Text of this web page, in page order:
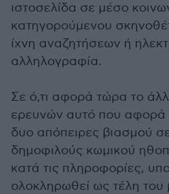
ιστοσελίδα σε μέσο
κατηγορούμενου
ίχνη αναζητήσεων ή
αλληλογραφία.
Σε ό,τι αφορά τώρα το
ερευνών αυτό που αφορά
δυο απόπειρες βιασμού
δημοφιλούς κωμικού
κατά τις πληροφορίες,
ολοκληρωθεί ως τέλη του